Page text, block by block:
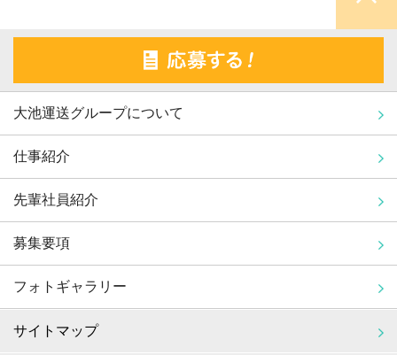
大池運送グループについて
仕事紹介
先輩社員紹介
募集要項
フォトギャラリー
サイトマップ